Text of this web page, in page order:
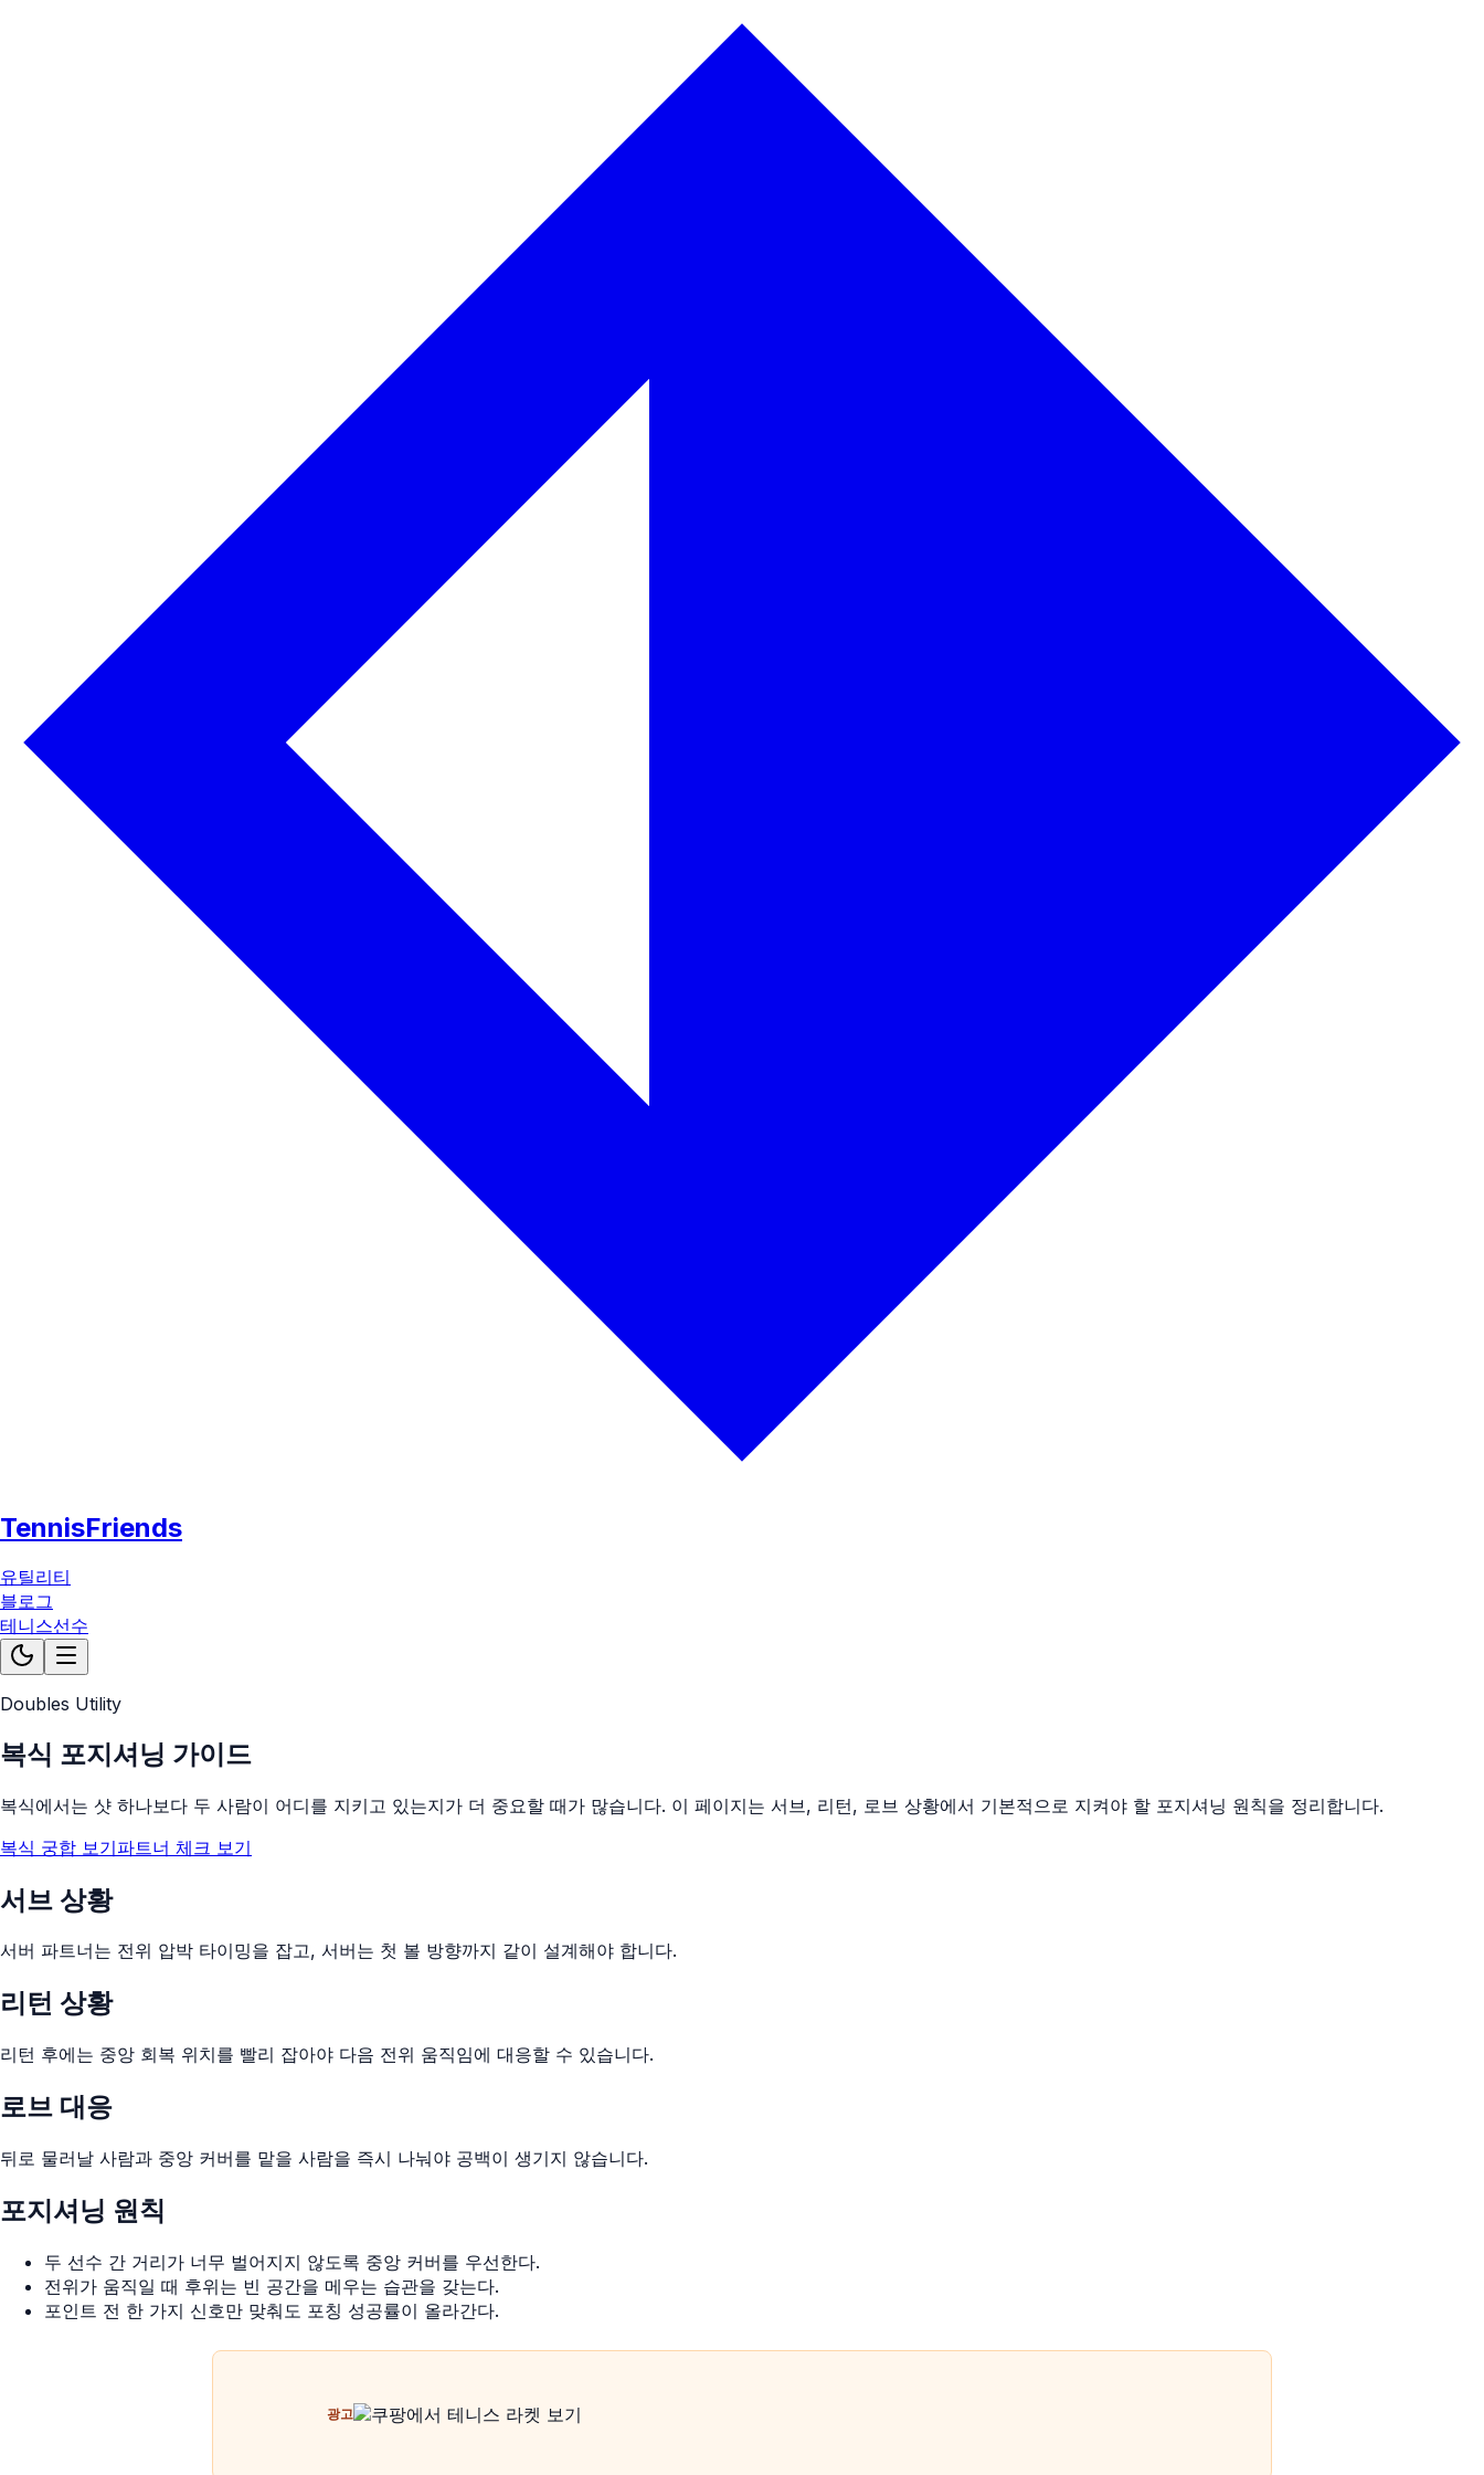
TennisFriends
유틸리티
블로그
테니스선수
Doubles Utility
복식 포지셔닝 가이드
복식에서는 샷 하나보다 두 사람이 어디를 지키고 있는지가 더 중요할 때가 많습니다. 이 페이지는 서브, 리턴, 로브 상황에서 기본적으로 지켜야 할 포지셔닝 원칙을 정리합니다.
복식 궁합 보기파트너 체크 보기
서브 상황
서버 파트너는 전위 압박 타이밍을 잡고, 서버는 첫 볼 방향까지 같이 설계해야 합니다.
리턴 상황
리턴 후에는 중앙 회복 위치를 빨리 잡아야 다음 전위 움직임에 대응할 수 있습니다.
로브 대응
뒤로 물러날 사람과 중앙 커버를 맡을 사람을 즉시 나눠야 공백이 생기지 않습니다.
포지셔닝 원칙
두 선수 간 거리가 너무 벌어지지 않도록 중앙 커버를 우선한다.
전위가 움직일 때 후위는 빈 공간을 메우는 습관을 갖는다.
포인트 전 한 가지 신호만 맞춰도 포칭 성공률이 올라간다.
광고